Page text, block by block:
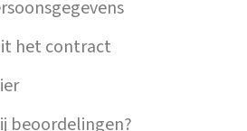
het contract
beoordelingen?